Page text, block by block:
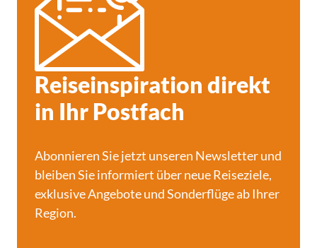
Reiseinspiration direkt
in Ihr Postfach
Abonnieren Sie jetzt unseren Newsletter und
bleiben Sie informiert über neue Reiseziele,
exklusive Angebote und Sonderflüge ab Ihrer
Region.